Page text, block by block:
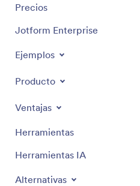
Precios
Jotform Enterprise
Ejemplos
Producto
Ventajas
Herramientas
Herramientas IA
Alternativas